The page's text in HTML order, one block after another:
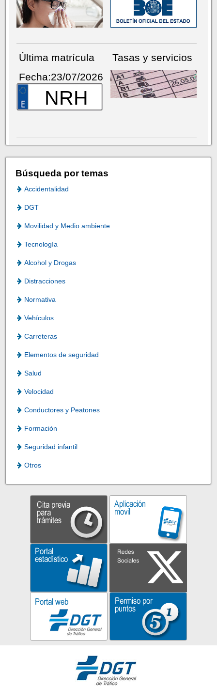
Última matrícula
Fecha:23/07/2026
NRH
Tasas y servicios
Búsqueda por temas
Accidentalidad
DGT
Movilidad y Medio ambiente
Tecnología
Alcohol y Drogas
Distracciones
Normativa
Vehículos
Carreteras
Elementos de seguridad
Salud
Velocidad
Conductores y Peatones
Formación
Seguridad infantil
Otros